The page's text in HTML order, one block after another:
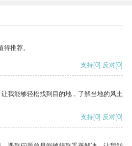
推荐。
支持[0] 反对[0]
我能够轻松找到目的地，了解当地的风土
支持[0] 反对[0]